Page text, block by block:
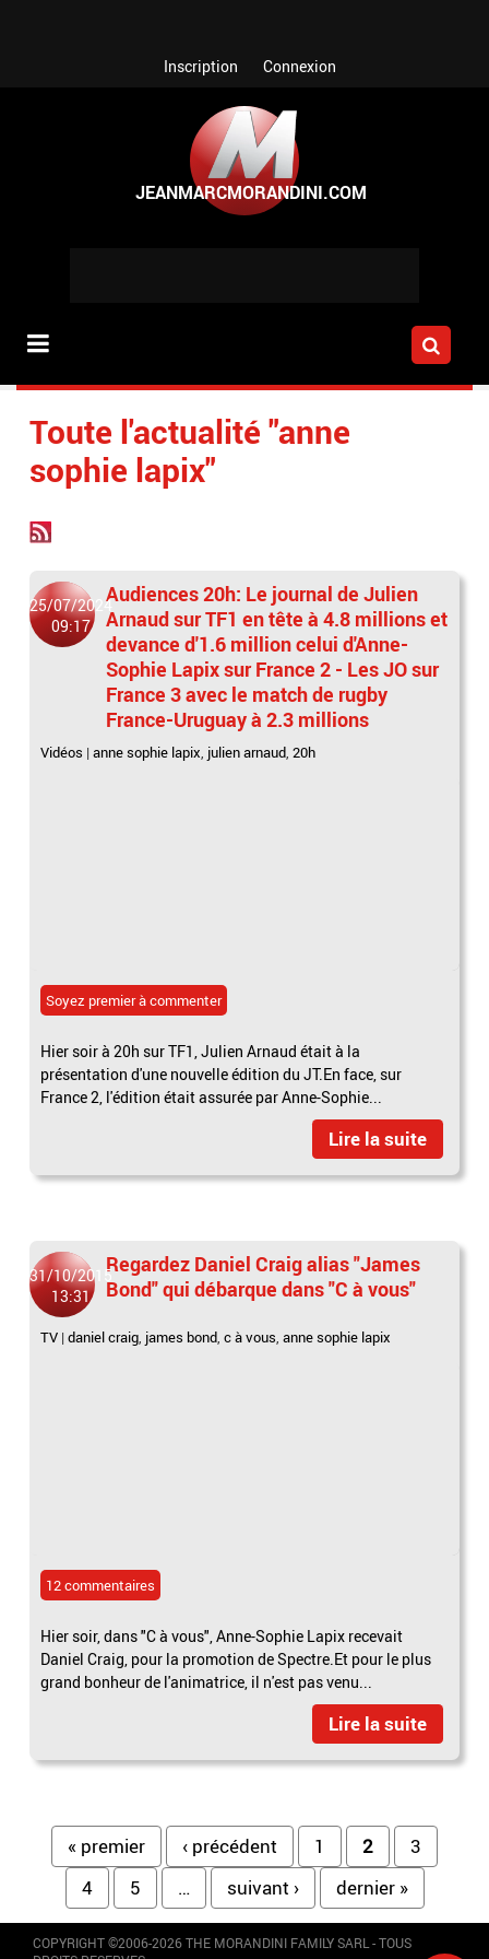
Inscription Connexion
Toute l'actualité "anne
sophie lapix"
25/07/2024
09:17
Audiences 20h: Le journal de Julien
Arnaud sur TF1 en tête à 4.8 millions et
devance d'1.6 million celui d'Anne-
Sophie Lapix sur France 2 - Les JO sur
France 3 avec le match de rugby
France-Uruguay à 2.3 millions
Vidéos |anne sophie lapix, julien arnaud,20h
Soyez premier à commenter
Hier soir à 20h sur TF1, Julien Arnaud était à la
présentation d'une nouvelle édition du JT.En face, sur
France 2, l'édition était assurée par Anne-Sophie...
Lire la suite
31/10/2015
13:31
Regardez Daniel Craig alias "James
Bond" qui débarque dans "C à vous"
TV |daniel craig, james bond,c à vous,anne sophie lapix
12 commentaires
Hier soir, dans "C à vous", Anne-Sophie Lapix recevait
Daniel Craig, pour la promotion de Spectre.Et pour le plus
grand bonheur de l'animatrice, il n'est pas venu...
Lire la suite
Pages
« premier ‹ précédent 1 2
3
4
5 … suivant › dernier »
COPYRIGHT ©2006-2026 THE MORANDINI FAMILY SARL - TOUS